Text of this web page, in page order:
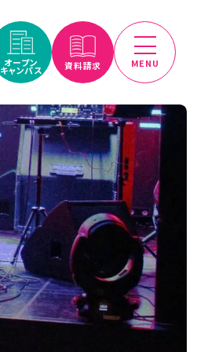
オープン
キャンパス 資料請求 MENU